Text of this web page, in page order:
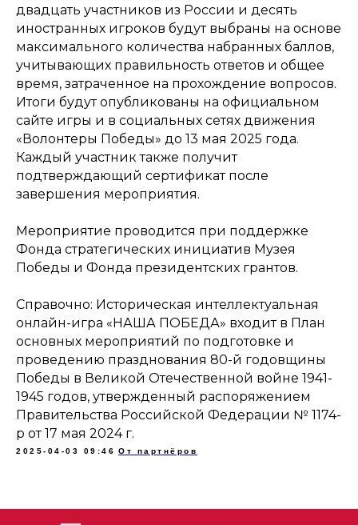
двадцать участников из России и десять
иностранных игроков будут выбраны на основе
максимального количества набранных баллов,
учитывающих правильность ответов и общее
время, затраченное на прохождение вопросов.
Итоги будут опубликованы на официальном
сайте игры и в социальных сетях движения
«Волонтеры Победы» до 13 мая 2025 года.
Каждый участник также получит
подтверждающий сертификат после
завершения мероприятия.
Мероприятие проводится при поддержке
Фонда стратегических инициатив Музея
Победы и Фонда президентских грантов.
Справочно: Историческая интеллектуальная
онлайн-игра «НАША ПОБЕДА» входит в План
основных мероприятий по подготовке и
проведению празднования 80-й годовщины
Победы в Великой Отечественной войне 1941-
1945 годов, утвержденный распоряжением
Правительства Российской Федерации № 1174-
р от 17 мая 2024 г.
2025-04-03 09:46 От партнёров